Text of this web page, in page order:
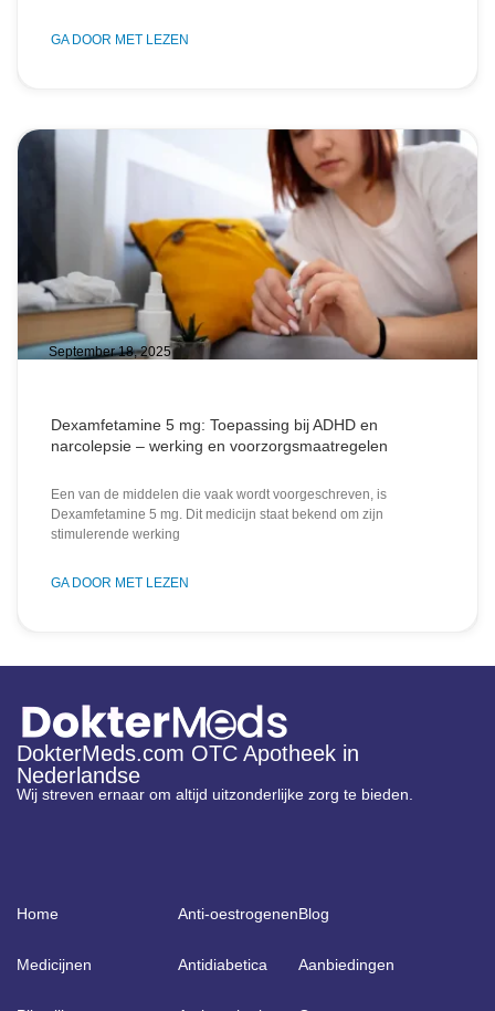
GA DOOR MET LEZEN
Dexamfetamine 5 mg: Toepassing bij ADHD en
narcolepsie – werking en voorzorgsmaatregelen
Een van de middelen die vaak wordt voorgeschreven, is
Dexamfetamine 5 mg. Dit medicijn staat bekend om zijn
stimulerende werking
GA DOOR MET LEZEN
September 18, 2025
DokterMeds.com OTC Apotheek in
Nederlandse
Wij streven ernaar om altijd uitzonderlijke zorg te bieden.
Home
Medicijnen
Anti-oestrogenen
Antidiabetica
Blog
Aanbiedingen